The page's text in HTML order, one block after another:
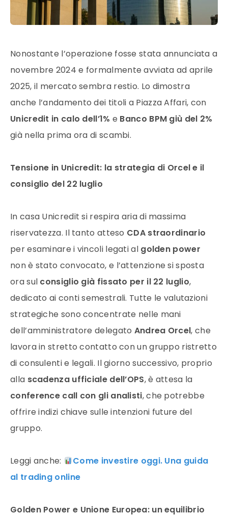
Nonostante l’operazione fosse stata annunciata a
novembre 2024 e formalmente avviata ad aprile
2025, il mercato sembra restio. Lo dimostra
anche l’andamento dei titoli a Piazza Affari, con
Unicredit in calo dell’1% e Banco BPM giù del 2%
già nella prima ora di scambi.
Tensione in Unicredit: la strategia di Orcel e il
consiglio del 22 luglio
In casa Unicredit si respira aria di massima
riservatezza. Il tanto atteso CDA straordinario
per esaminare i vincoli legati al golden power
non è stato convocato, e l’attenzione si sposta
ora sul consiglio già fissato per il 22 luglio,
dedicato ai conti semestrali. Tutte le valutazioni
strategiche sono concentrate nelle mani
dell’amministratore delegato Andrea Orcel, che
lavora in stretto contatto con un gruppo ristretto
di consulenti e legali. Il giorno successivo, proprio
alla scadenza ufficiale dell’OPS, è attesa la
conference call con gli analisti, che potrebbe
offrire indizi chiave sulle intenzioni future del
gruppo.
Leggi anche:
Come investire oggi. Una guida
al trading online
Golden Power e Unione Europea: un equilibrio